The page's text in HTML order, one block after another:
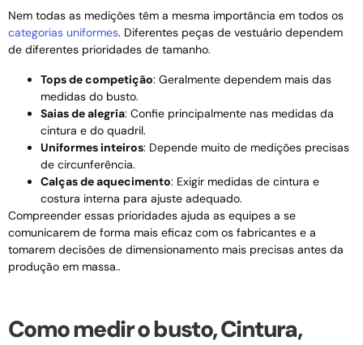
Nem todas as medições têm a mesma importância em todos os
categorias uniformes. Diferentes peças de vestuário dependem
de diferentes prioridades de tamanho.
Tops de competição: Geralmente dependem mais das
medidas do busto.
Saias de alegria: Confie principalmente nas medidas da
cintura e do quadril.
Uniformes inteiros: Depende muito de medições precisas
de circunferência.
Calças de aquecimento: Exigir medidas de cintura e
costura interna para ajuste adequado.
Compreender essas prioridades ajuda as equipes a se
comunicarem de forma mais eficaz com os fabricantes e a
tomarem decisões de dimensionamento mais precisas antes da
produção em massa..
Como medir o busto, Cintura,